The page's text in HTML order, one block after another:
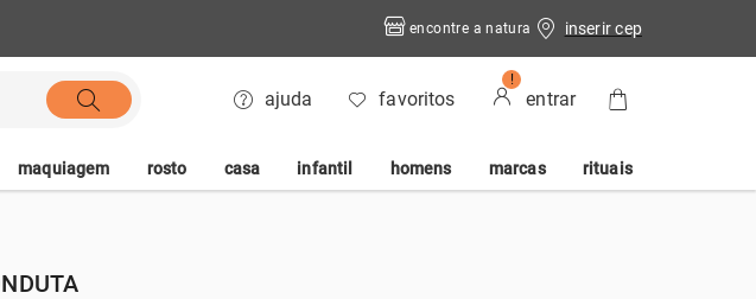
encontre a natura inserir cep
ajuda favoritos
!
entrar
maquiagem rosto casa infantil homens marcas rituais